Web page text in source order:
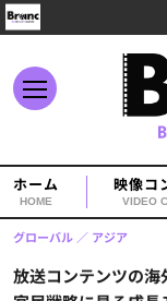
ホーム
HOME
映像コ
VIDEO
放送コンテンツの
グローバル アジア